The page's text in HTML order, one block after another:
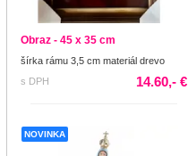
Obraz - 45 x 35 cm
šírka rámu 3,5 cm materiál drevo
s DPH
14.60,- €
NOVINKA